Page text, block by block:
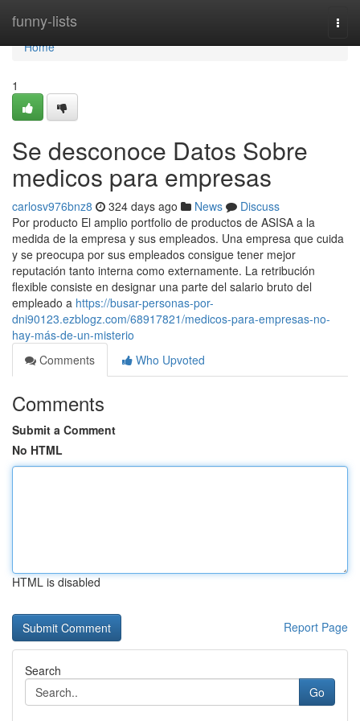
funny-lists
Home
Home
1
Se desconoce Datos Sobre
medicos para empresas
carlosv976bnz8 324 days ago News
Discuss
Por producto El amplio portfolio de productos de ASISA a la
medida de la empresa y sus empleados. Una empresa que cuida
y se preocupa por sus empleados consigue tener mejor
reputación tanto interna como externamente. La retribución
flexible consiste en designar una parte del salario bruto del
empleado a https://busar-personas-por-
dni90123.ezblogz.com/68917821/medicos-para-empresas-no-
hay-más-de-un-misterio
Comments
Who Upvoted
Comments
Submit a Comment
No HTML
HTML is disabled
Report Page
Search
Go